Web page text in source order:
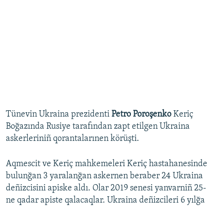
Tünevin Ukraina prezidenti Petro Poroşenko Keriç
Boğazında Rusiye tarafından zapt etilgen Ukraina
askerleriniñ qorantalarınen körüşti.
Aqmescit ve Keriç mahkemeleri Keriç hastahanesinde
bulunğan 3 yaralanğan askernen beraber 24 Ukraina
deñizcisini apiske aldı. Olar 2019 senesi yanvarniñ 25-
ne qadar apiste qalacaqlar. Ukraina deñizcileri 6 yılğa